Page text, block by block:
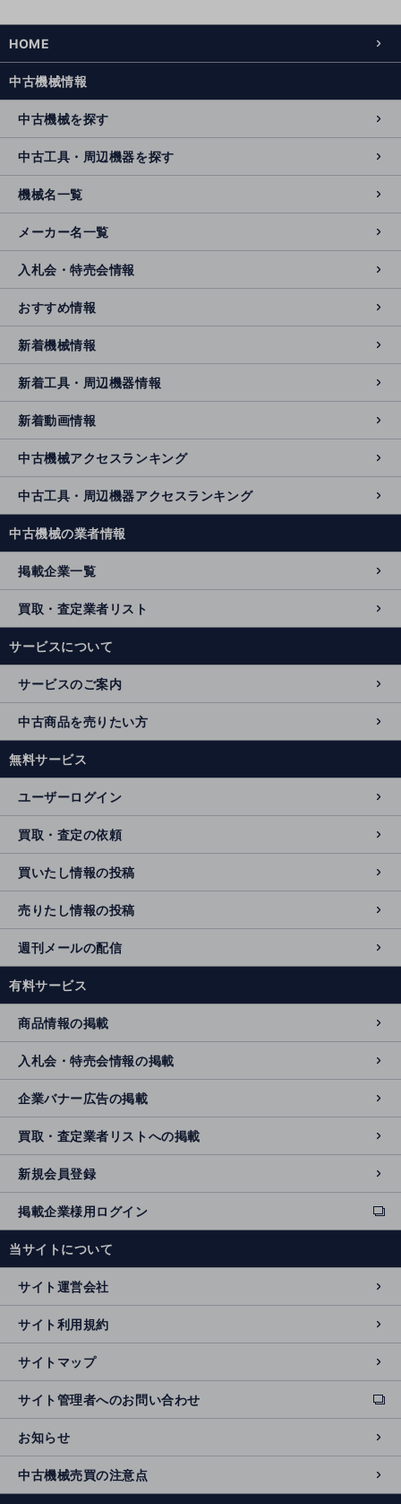
HOME
中古機械情報
中古機械を探す
中古工具・周辺機器を探す
機械名一覧
メーカー名一覧
入札会・特売会情報
おすすめ情報
新着機械情報
新着工具・周辺機器情報
新着動画情報
中古機械アクセスランキング
中古工具・周辺機器アクセスランキング
中古機械の業者情報
掲載企業一覧
買取・査定業者リスト
サービスについて
サービスのご案内
中古商品を売りたい方
無料サービス
ユーザーログイン
買取・査定の依頼
買いたし情報の投稿
売りたし情報の投稿
週刊メールの配信
有料サービス
商品情報の掲載
入札会・特売会情報の掲載
企業バナー広告の掲載
買取・査定業者リストへの掲載
新規会員登録
掲載企業様用ログイン
ext
e
n
al
si
t
e
当サイトについて
サイト運営会社
サイト利用規約
サイトマップ
サイト管理者へのお問い合わせ
ext
e
r
n
al
si
お知らせ
中古機械売買の注意点